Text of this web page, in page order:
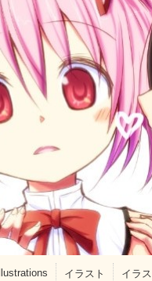
Illustrations イラスト イラ